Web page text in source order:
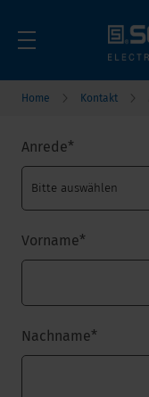
Home Kontakt
Anrede*
Vorname*
Nachname*